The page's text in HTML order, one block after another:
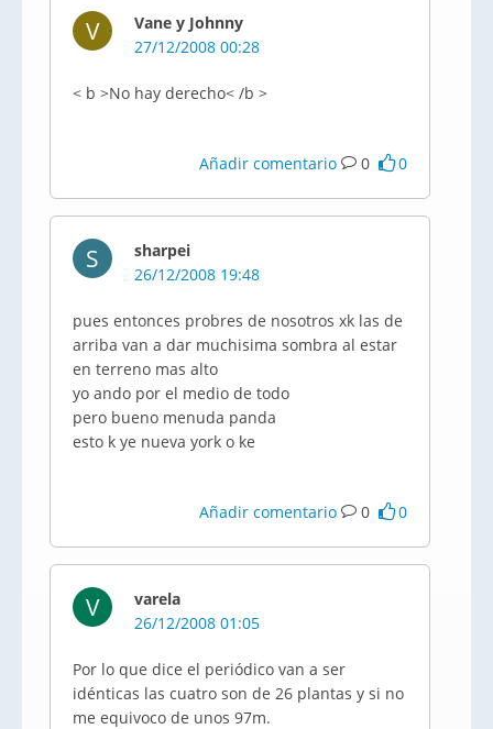
V
Vane y Johnny
27/12/2008 00:28
< b >No hay derecho< /b >
Añadir comentario 0 0
S
sharpei
26/12/2008 19:48
pues entonces probres de nosotros xk las de
arriba van a dar muchisima sombra al estar
en terreno mas alto
yo ando por el medio de todo
pero bueno menuda panda
esto k ye nueva york o ke
Añadir comentario 0 0
V
varela
26/12/2008 01:05
Por lo que dice el periódico van a ser
idénticas las cuatro son de 26 plantas y si no
me equivoco de unos 97m.